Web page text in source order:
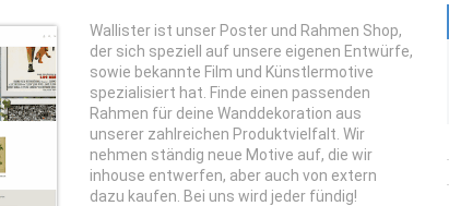
Wallister ist unser Poster und Rahmen Shop,
der sich speziell auf unsere eigenen Entwürfe,
sowie bekannte Film und Künstlermotive
spezialisiert hat. Finde einen passenden
Rahmen für deine Wanddekoration aus
unserer zahlreichen Produktvielfalt. Wir
nehmen ständig neue Motive auf, die wir
inhouse entwerfen, aber auch von extern
dazu kaufen. Bei uns wird jeder fündig!